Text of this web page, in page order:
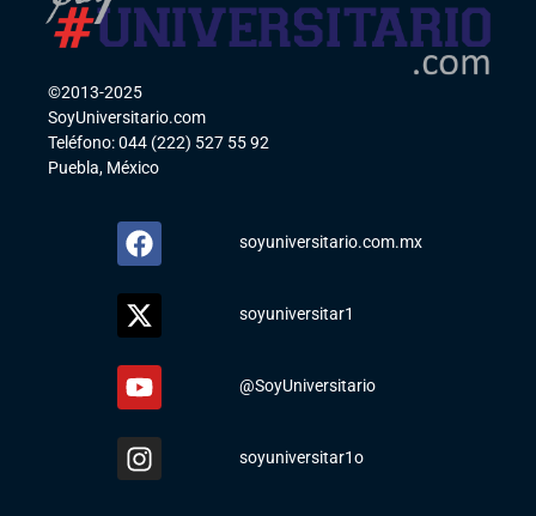
©2013-2025
SoyUniversitario.com
Teléfono: 044 (222) 527 55 92
Puebla, México
soyuniversitario.com.mx
soyuniversitar1
@SoyUniversitario
soyuniversitar1o